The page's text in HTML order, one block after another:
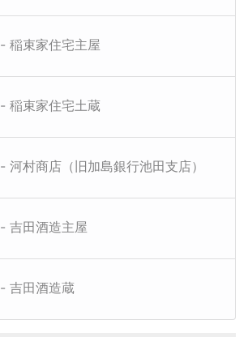
- 稲束家住宅主屋
- 稲束家住宅土蔵
- 河村商店（旧加島銀行池田支店）
- 吉田酒造主屋
- 吉田酒造蔵